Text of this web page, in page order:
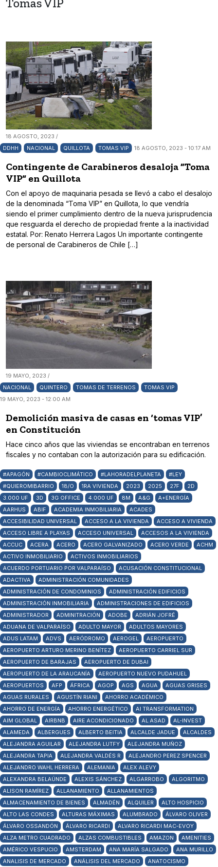
Tomas VIP
18 AGOSTO, 2023 /
DDHH
NACIONAL QUILLOTA TOMAS VIP 18 AGOSTO, 2023 - 10:17 AM
Contingente de Carabineros desaloja ”Toma
VIP” en Quillota
Con el apoyo de maquinaria pesada se llevó a cabo el desalojo
de la denominada “Toma VIP” en Quillota, lo que vendría
siendo el primer cumplimiento dentro de la nueva jurisprudencia
que resguarda el derecho de propiedad frente a la inactividad
estatal. Por: Renato Herrera Lagos Un importante contingente
de personal de Carabineros de Chile […]
19 MAYO, 2023 /
NACIONAL
QUINTERO TOMAS DE TERRENOS
TOMAS VIP
19 MAYO, 2023 - 12:00 AM
Demolición masiva de casas en ‘tomas VIP’
en Constitución
Hace cinco años que las viviendas se encontraban en terrenos
fiscales y no contaban con la autorización para su edificación.
#APAGÓN #CAMBIOCLIMÁTICO #LAHORADELPLANETA
#LEY
#QUIEROMIBARRIO
18/O 1RA VIVIENDA 2023 2025 27F
2D
3.000 UF
3D 3G OFFICE 4.000 UF 8M A&G
A+ENERGÍA
AARHUS
ABIF ACADEMIA INMOBILIARIA
ACADES
ACCESIBILIDAD UNIVERSAL
ACCESO A LA VIVIENDA
ACCESO A VIVIENDA
ACCESO LIBRE A PLAYAS
ACCESO UNIVERSAL
ACCESOS A LA VIVIENDA
ACCUC
ACERA ACERO ACERO GALVANIZADO ACERO VERDE
ACHM
ACTIVO INMOBILIARIO
ACTIVOS INMOBILIARIOS
ACUERDO PORTUARIO POR VALPARAÍSO
ACUSACIÓN CONSTITUCIONAL
ADACTIVA
ADMINISTRACIÓN COMUNIDADES
ADMINISTRACIÓN DE CONDOMINIOS
ADMINISTRACIÓN EDIFICIOS
ADMINISTRACIÓN INMOBILIARIA
ADMINISTRACIONES DE EDIFICIOS
ADMINISTRADOR
ADMINITRACIÓN ADOBE
ADRIÁN JOFRÉ
ADUANA DE VALPARAÍSO
ADULTO MAYOR
ADULTOS MAYORES
ADUS LATAM
ADVS AERÓDROMO AEROGEL
AEROPUERTO
AEROPUERTO ARTURO MERINO BENÍTEZ
AEROPUERTO CARRIEL SUR
AEROPUERTO DE BARAJAS
AEROPUERTO DE DUBAI
AEROPUERTO DE LA ARAUCANÍA
AEROPUERTO NUEVO PUDAHUEL
AEROPUERTOS
AFP ÁFRICA AGOP AGS AGUA
AGUAS GRISES
AGUAS RURALES
AGUSTÍN RIANI
AHORRO ACADÉMICO
AHORRO DE ENERGÍA
AHORRO ENERGÉTICO
AI TRANSFORMATION
AIM GLOBAL
AIRBNB AIRE ACONDICIONADO AL ASAD
AL-INVEST
ALAMEDA
ALBERGUES ALBERTO BEITIA ALCALDE JADUE
ALCALDES
ALEJANDRA AGUILAR
ALEJANDRA LUTFY
ALEJANDRA MUÑOZ
ALEJANDRA TAPIA
ALEJANDRA VALDÉS R
ALEJANDRO PEREZ SPENCER
ALEJANDRO WAHL HERRERA
ALEMANIA
ALEX ALEVY
ALEXANDRA BELAÚNDE
ALEXIS SÁNCHEZ ALGARROBO
ALGORITMO
ALISON RAMÍREZ
ALLANAMIENTO
ALLANAMIENTOS
ALMACENAMIENTO DE BIENES
ALMADÉN ALQUILER
ALTO HOSPICIO
ALTO LAS CONDES
ALTURAS MÁXIMAS ALUMBRADO
ÁLVARO OLIVER
ÁLVARO OSSANDÓN
ÁLVARO RICARDI
ALVARO RICARDI MAC-EVOY
ALZA METRO CUADRADO
ALZAS COMBUSTIBLES AMAZON
AMENITIES
AMÉRICO VESPUCIO
AMSTERDAM ANA MARÍA SALGADO
ANA MURILLO
ANALISIS DE MERCADO
ANÁLISIS DEL MERCADO
ANATOCISMO